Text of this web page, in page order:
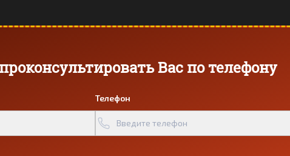
Вас по телефону
Телефон